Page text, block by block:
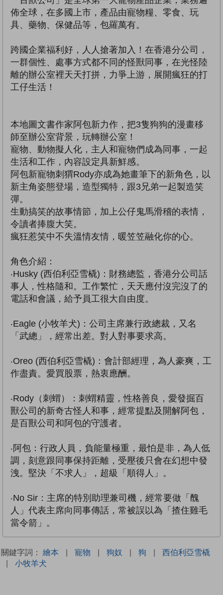
佈全球，在多國上市，產品由寵物糧、零食、玩
具、藥物、保健品等，包羅萬有。
跨國企業福利好，人人搶著加入！在香港分公司，
一群個性、處事方式都不同的怪獸同事，在光怪陸
離的辦公室裡天天打拼，力爭上游，展開瘋狂的打
工仔生活！
本地圖文書作家阿包新力作，把3隻狗狗的漫畫移
師至辦公室背景，玩轉辦公室！
寵物、動物擬人化，主人和寵物們成為同事，一起
生活和工作，內容設定具新鮮感。
阿包新寵物刺猬Rody亦成為她畫筆下的新角色，以
新主角姿態登場，造型獨特，跟3兄弟一起製造笑
彈。
生動搞笑的故事情節，加上公仔鬼馬滑稽的表情，
令讀者捧腹大笑。
瘋狂惹笑中不失溫情友情，暖笠笠融化你的心。
角色介紹：
‧Husky (西伯利亞雪橇)：財務總監，香港分公司話
事人，性格隨和。工作繁忙，天天應付沒完沒了的
電話和會議，給予員工很大自由度。
‧Eagle (小牧羊犬)：公司主席兼行政總裁，又名
「武總」，經常出差。對人對事要求高。
‧Oreo (西伯利亞雪橇)：會計部經理，為人豪爽，工
作盡責。愛買股票，熱衷應酬。
‧Rody（刺蝟）：刺蝟精靈，性格善良，愛發掘百
獸公司的新奇古怪人和事，經常提點及開解阿包，
是百獸公司和阿包的守護者。
‧阿包：行政人員，負能量極重，最怕是非，為人低
調，刻意跟同事保持距離，受壓後只會在幻想中發
洩。堅決「不求人」，超級「順得人」。
‧No Sir：主席的特別助理兼司機，經常要做「醜
人」代表主席向同事傳話，常被誤以為「揸住雞毛
當令箭」。
關鍵字詞： 繪本 | 寵物 | 狗奴 | 狗 |
西伯利亞雪橇
|
小牧羊犬